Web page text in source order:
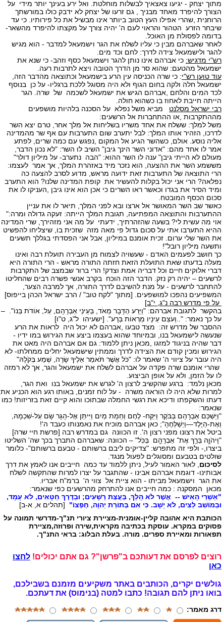
מתוך יצחק - יגיעו צאצאיך לבשלות מוחלטת. ואל ירע בעינך יותר מידי על
הצורך להיפרד מאחד מבניך , גם זרעו של יצחק לא ידבק כולו במורשתך
הרוחנית ,שהרי אפילו העץ הטוב ביותר אינו מבשיל את כל פירותיו. כי עד
שיבחר הזרע הטהור והראוי לעם ה' יהיה צורך על מקצתו להיפרד מהשאר-
בדומה לפסולת מן האוכל.
לאחר שאברהם מבין כי עליו לשלח את הגר וישמעאל למדבר - הוא מגיש
להגר ולישמעאל צידה לדרך: לחם וכד מים.
רש"י מדגיש: כי אברהם אינו נותן להגר וישמעאל כסף וזהב- כי שנא את
ישמעאל מהטעם: שהוא סר מן הדרך הטובה ויצא לתרבות רעה.
עוד טוען רש"י: כי שרה הכניסה עין הרע בישמעאל וכתוצאה מהדבר הזה,
ישמעאל חלה ולקה בחום הגוף ולא היה מסוגל ללכת ברגליו- על כן בנוסף
לכד המים והלחם ,אברהם הגיש את ישמעאל לשכמה של שרה. הגר
הייתה חייבת לאחוז בו כשהוא חולה.
רבי ישראל מסלנט מביא משל נפלא על הסכנה בלהיות מושפעים
מההתקרבות ,או ההתחברות אל הרשעים:
משל למלך: ששלח את אחד משריו בשליחות אל מלך אחר, טרם יצא השר
לדרכו, הזהיר אותו המלך: לבל יתערב שום התערבות עם אף שר מהמדינה
אליה נוסע. אולם, כשהשר הגיע אל המקום ,נפגש עם כמה שרים, לפתע
אמר לו אחד מהם: "אדוני השר הינך גיבן" השיב לו השר: "לא נכון הדבר,
מעולם לא הייתי גיבן" ענה לו השר ההוא: "הבה נתערב- על מיליון דולר"
מששמע השר את ההצעה, הוא נזכר מיד באזהרת המלך, אך אמר לעצמו:
הרי התוצאה של התערבות זאת ידועה מראש, מדוע לסרב להצעה כה
נפלאה? הרי אני יכול בקלות להעשיר את קופת המדינה שלנו? הוא התערב
ומיד הסיר את בגדו וכאשר ראו השרים כי אכן הוא אינו גיבן ,העניקו לו את
סכום הכסף המובטח.
כאשר שב השר המאושר אל ארצו ובא לפני המלך, תיאר לו את עניין
ההתערבות והתוצאה המפתיעה, תגובת המלך הייתה: זעקה גדולה ומרה:"
אוי מה עשית לי? בשעה שהזהרתיך, ידעתי על מה אני מזהירך, שרי המדינה
ההיא התערבו אתי על סכום גדול פי מאה מזה שזכית בו, שיצליחו להפשיט
את השר שלי ערום. זכית אומנם במיליון, אבל אני הפסדתי בגללך תשעים
ותשעה מיליון רובל"!
כך חושב לפעמים האדם - שעשויה לצמוח מן העבירה תועלת רבה ואינו
מעלה בדעתו שאת התועלת הזאת חזתה התורה מראש - הרי התורה היא
דברי אלוקים חיים וכל דבריה אמת וצדק! הרי ברור שבמצב של התקרבות
לרשעים – יהיה רק נזק. הדבר הזה הוכח בקרב אנשי פשרה רבים שהחליטו
להתחבר לרשעים - על מנת להשיבם לדרך התורה, אך למרבה הצער,
המשפיעים נהפכו למושפעים. [מתוך "לקח טוב" / הרב ישראל הכהן בייפוס]
על פי מדרש רבה נ"ג, י"ב]
בהקשר לתגובת אברהם: "וַיֵּרַע הַדָּבָר מְאֹד, בְּעֵינֵי אַבְרָהָם, עַל, אוֹדֹת בְּנוֹ". –
על כך נאמר: "..וְעֹצֵם עֵינָיו מֵרְאוֹת בְּרָע". [ישעיהו ל"ג, ט"ו]
ההסבר של מדרש זה: מצד טבעו ,אברהם לא יכול היה לראות את הרע
שנעשה לישמעאל בנו, ובמיוחד שהוא בעצמו ביצע את הגירוש במו ידיו -
דבר שהיה בניגוד למזגו ,מכאן ניתן ללמוד: גם אם אברהם היה מאט את
הגירוש ומכין קודם את הצידה לדרך וממתין שישמעאל יחלים ממחלתו- לא
היה עובר על ציווי ה' שאמר לו: "כֹּל אֲשֶׁר תֹּאמַר אֵלֶיךָ שָׂרָה, שְׁמַע בְּקֹלָהּ"
שהרי אומנם שרה פקדה על אברהם לשלח את ישמעאל והגר, אך לא רמזה
לו על הזמן, ולא על אופן הביצוע.
מכאן נלמד: ברגע שהקשיב לרצון ה' לגרש את ישמעאל בנו ואת הגר,
למרות שלא היה לו הוראה משרה - על לוח זמנים, באותו רגע הוא הכניע את
דעתו והשקפתו ודיכא את רגשי החמלה שבתוכו והוא קיים זאת בזריזות! כמו
שנאמר:
"וַיַּשְׁכֵּם אַבְרָהָם בַּבֹּקֶר וַיִּקַּח- לֶחֶם וְחֵמַת מַיִם וַיִּיתֵּן אֶל-הָגָר שָׂם עַל-שִׁכְמָהּ,
וְאֶת-הַיֶּלֶד—וַיְשַׁלְּחֶהָ"; כאן אברהם מוכיח את נאמנותו כעבד ה'!
ביטל את רצונו מפני רצון ה'. זו הכוונה גם במדרש רבה [פרשת חיי שרה]
"וַֽיהֹוָ֛ה בֵּרַ֥ךְ אֶת־ אַבְרָהָ֖ם בַּכֹּֽל" – הכוונה: שאברהם התברך בכך שה' השליטו
ביצרו,- ולפי זה מתפרש: "צדיקים ליבם ברשותם - טבעם ברשותם"- כלומר
שולטים בטבעם ומסוגלים לפעול מנגד.
לסיכום , לאור האמור לעיל, ניתן ללמוד עד כמה חייבים אנו לאמץ את דרך
אבותינו- דוגמת אברהם אבינו - שהתגבר על יצרו למרות שהתקשה לשלח
את הגר וישמעאל מביתו - הוא ציית אל צווי ה' ברמ"ח אבריו.
מכאן המסקנה : כמה חייבים אנו להתרחק מהרשעים כפי שנאמר:
"אַשְׁרֵי הָאִישׁ -- אֲשֶׁר לֹא הָלַךְ, בַּעֲצַת רְשָׁעִים; וּבְדֶרֶךְ חַטָּאִים, לֹא עָמָד,
וּבְמוֹשַׁב לֵצִים, לֹא יָשָׁב. כִּי אִם בְּתוֹרַת יְהוָה, חֶפְצוֹ"
[תהלים א, א-ב]
הכותבת היא אהובה קליין-אומנית-מציירת ציורי תנ"ך-מדרשי תמונה על
פסוקים במקרא. עוסקת בכתיבה מקראית,שירה ופרוזה,מציירת
תפאורות ומאיירת ספרים. מורה. בעלת הבלוג: בראי התנ"ך.
רוצים לפרסם את דעותכם ב"פרשן"? גם אתם יכולים! לחצו
כאן
גולשים יקרים, הכותבים באתר משקיעים מזמנם בשבילכם,
בואו ניתן להם תגובה! כתבו למטה (בנימוס) את דעתכם.
דרג מאמר: